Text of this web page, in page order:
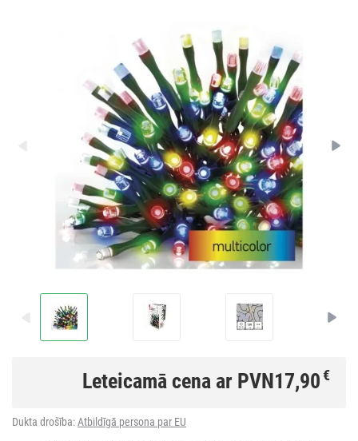
Leteicamā cena ar PVN17,90€
Dukta drošība:Atbildīgā persona par EU